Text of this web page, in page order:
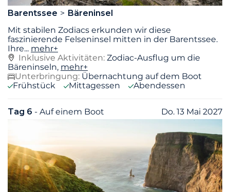
Barentssee
Bäreninsel
Mit stabilen Zodiacs erkunden wir diese
faszinierende Felseninsel mitten in der Barentssee.
Ihre... mehr+
Inklusive Aktivitäten: Zodiac-Ausflug um die
Bäreninseln, mehr+
Unterbringung: Übernachtung auf dem Boot
Frühstück
Mittagessen Abendessen
Tag 6 - Auf einem Boot Do. 13 Mai 2027